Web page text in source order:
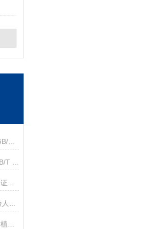
户外纺织品耐候性试验方法介绍-GB/T 31899